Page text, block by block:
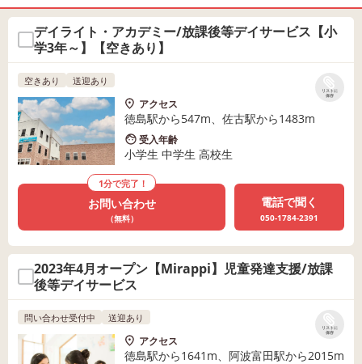
デイライト・アカデミー/放課後等デイサービス【小
学3年～】【空きあり】
リストに
保存
空きあり 送迎あり
アクセス
徳島駅から547m、佐古駅から1483m
受入年齢
小学生 中学生 高校生
1分で完了！
お問い合わせ
（無料）
電話で聞く
050-1784-2391
2023年4月オープン【Mirappi】児童発達支援/放課
後等デイサービス
リストに
保存
問い合わせ受付中 送迎あり
アクセス
徳島駅から1641m、阿波富田駅から2015m